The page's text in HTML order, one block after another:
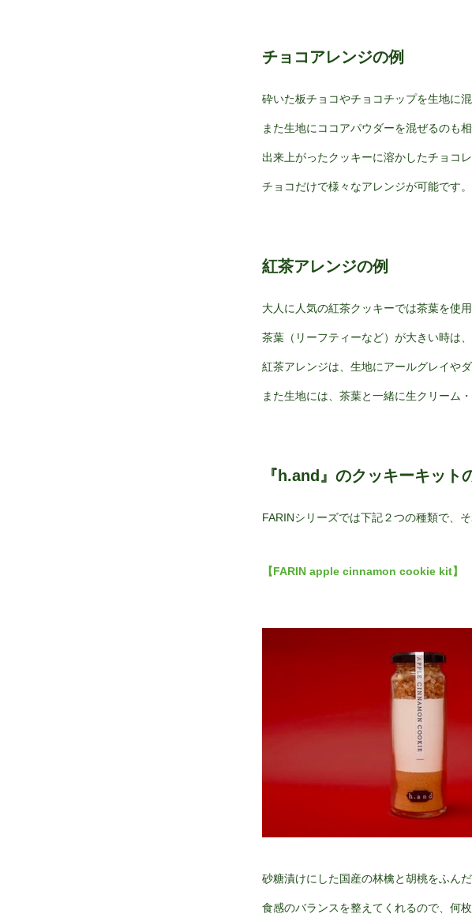
チョコアレンジの例
砕いた板チョコやチョコチップを生地に
また生地にココアパウダーを混ぜるのも
出来上がったクッキーに溶かしたチョコ
チョコだけで様々なアレンジが可能です。
紅茶アレンジの例
大人に人気の紅茶クッキーでは茶葉を使用
茶葉（リーフティーなど）が大きい時は
紅茶アレンジは、生地にアールグレイや
また生地には、茶葉と一緒に生クリーム
『h.and』のクッキーキット
FARINシリーズでは下記２つの種類で、
【FARIN apple cinnamon cookie kit】
砂糖漬けにした国産の林檎と胡桃をふんだ
食感のバランスを整えてくれるので、何